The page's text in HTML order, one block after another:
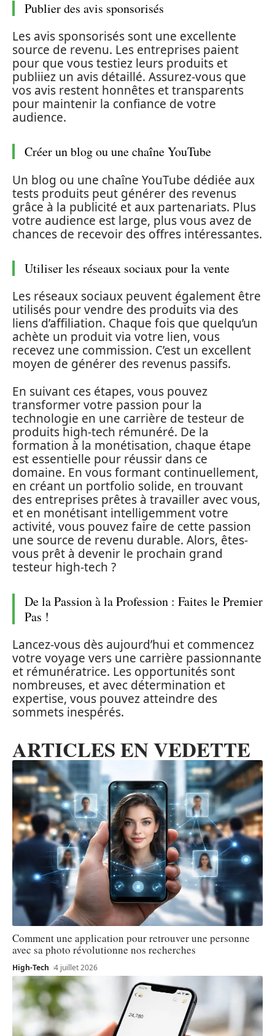
Publier des avis sponsorisés
Les avis sponsorisés sont une excellente
source de revenu. Les entreprises paient
pour que vous testiez leurs produits et
publiiez un avis détaillé. Assurez-vous que
vos avis restent honnêtes et transparents
pour maintenir la confiance de votre
audience.
Créer un blog ou une chaîne YouTube
Un blog ou une chaîne YouTube dédiée aux
tests produits peut générer des revenus
grâce à la publicité et aux partenariats. Plus
votre audience est large, plus vous avez de
chances de recevoir des offres intéressantes.
Utiliser les réseaux sociaux pour la vente
Les réseaux sociaux peuvent également être
utilisés pour vendre des produits via des
liens d’affiliation. Chaque fois que quelqu’un
achète un produit via votre lien, vous
recevez une commission. C’est un excellent
moyen de générer des revenus passifs.
En suivant ces étapes, vous pouvez
transformer votre passion pour la
technologie en une carrière de testeur de
produits high-tech rémunéré. De la
formation à la monétisation, chaque étape
est essentielle pour réussir dans ce
domaine. En vous formant continuellement,
en créant un portfolio solide, en trouvant
des entreprises prêtes à travailler avec vous,
et en monétisant intelligemment votre
activité, vous pouvez faire de cette passion
une source de revenu durable. Alors, êtes-
vous prêt à devenir le prochain grand
testeur high-tech ?
De la Passion à la Profession : Faites le Premier
Pas !
Lancez-vous dès aujourd’hui et commencez
votre voyage vers une carrière passionnante
et rémunératrice. Les opportunités sont
nombreuses, et avec détermination et
expertise, vous pouvez atteindre des
sommets inespérés.
ARTICLES EN VEDETTE
Comment une application pour retrouver une personne
avec sa photo révolutionne nos recherches
High-Tech 4 juillet 2026